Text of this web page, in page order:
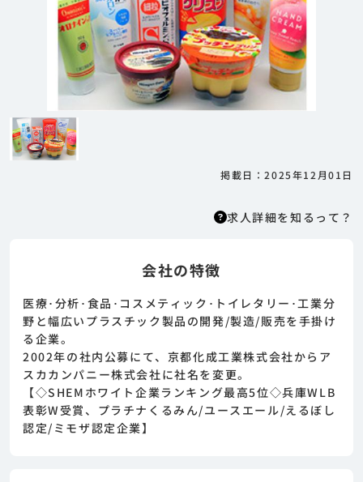
掲載日：2025年12月01日
求人詳細を知るって？
求人詳細を知るって？
人紹介サービスのため、 応募に際してはまずエ
ージェントとの面談が必要になります。そのた
めまずは求人への興味有無を面談等で確認致し
ます。その後正式な求人応募へと進んでいただ
きます。
会社の特徴
医療･分析･食品･コスメティック･トイレタリー･工業分
野と幅広いプラスチック製品の開発/製造/販売を手掛け
る企業。
2002年の社内公募にて、京都化成工業株式会社からア
スカカンパニー株式会社に社名を変更。
【◇SHEMホワイト企業ランキング最高5位◇兵庫WLB
表彰W受賞、プラチナくるみん/ユースエール/えるぼし
認定/ミモザ認定企業】